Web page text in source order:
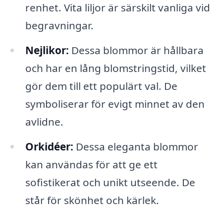
renhet. Vita liljor är särskilt vanliga vid
begravningar.
Nejlikor: Dessa blommor är hållbara
och har en lång blomstringstid, vilket
gör dem till ett populärt val. De
symboliserar för evigt minnet av den
avlidne.
Orkidéer: Dessa eleganta blommor
kan användas för att ge ett
sofistikerat och unikt utseende. De
står för skönhet och kärlek.